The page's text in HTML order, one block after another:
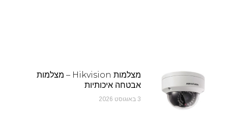
מצלמות Hikvision – מצלמות
אבטחה איכותיות
3 באוגוסט 2026